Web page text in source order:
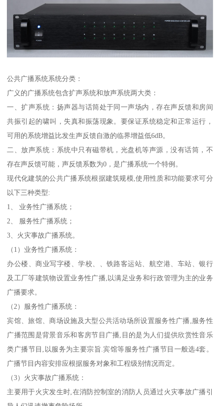
公共广播系统系统分类：
广义的广播系统包含扩声系统和放声系统两大类：
一、扩声系统：扬声器与话筒处于同一声场内，存在声反馈和房间
共振引起的啸叫，失真和振荡现象。要保证系统稳定和正常运行，
可用的系统增益比发生声反馈自激的临界增益低6dB。
二、放声系统：系统中只有磁带机，光盘机等声源，没有话筒，不
存在声反馈可能，声反馈系数为0，是广播系统一个特例。
现代化建筑的公共广播系统根据建筑规模,使用性质和功能要求可分
以下三种类型:
1、 业务性广播系统；
2、 服务性广播系统；
3、火灾事故广播系统。
（1）业务性广播系统：
办公楼、商业写字楼、学校、、铁路客运站、航空港、车站、银行
及工厂等建筑物设置业务性广播,以满足业务和行政管理为主的业务
广播要求。
（2）服务性广播系统：
宾馆、旅馆、商场设施及大型公共活动场所设置服务性广播,服务性
广播范围是背景音乐和客房节目广播,目的是为人们提供欣赏性音乐
类广播节目,以服务为主要宗旨.宾馆等服务性广播节目一般选4套。
广播节目内容安排应根据服务对象和工程级别情况而定。
（3）火灾事故广播系统：
主要用于火灾发生时,在消防控制室的消防人员通过火灾事故广播引